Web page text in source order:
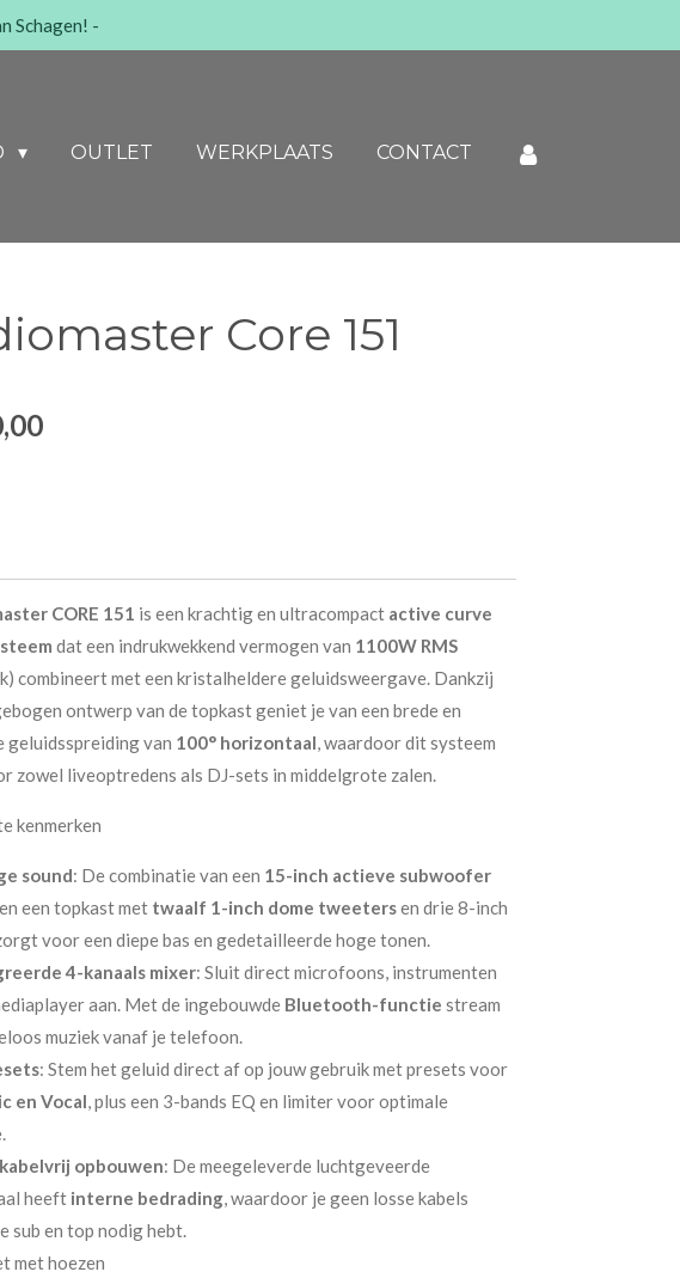
Schagen! -
OUTLET WERKPLAATS CONTACT
Core 151
CORE 151 is een krachtig en ultracompact active curve
dat een indrukwekkend vermogen van 1100W RMS
combineert met een kristalheldere geluidsweergave. Dankzij
ontwerp van de topkast geniet je van een brede en
geluidsspreiding van 100° horizontaal, waardoor dit systeem
zowel liveoptredens als DJ-sets in middelgrote zalen.
kenmerken
sound: De combinatie van een 15-inch actieve subwoofer
een topkast met twaalf 1-inch dome tweetersen drie 8-inch
voor een diepe bas en gedetailleerde hoge tonen.
4-kanaals mixer: Sluit direct microfoons, instrumenten
aan. Met de ingebouwde Bluetooth-functie stream
muziek vanaf je telefoon.
: Stem het geluid direct af op jouw gebruik met presets voor
en Vocal, plus een 3-bands EQ en limiter voor optimale
opbouwen: De meegeleverde luchtgeveerde
heeft interne bedrading, waardoor je geen losse kabels
sub en top nodig hebt.
met hoezen